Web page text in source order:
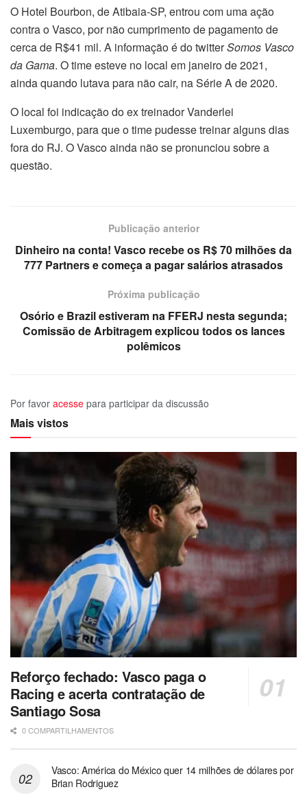
O Hotel Bourbon, de Atibaia-SP, entrou com uma ação
contra o Vasco, por não cumprimento de pagamento de
cerca de R$41 mil. A informação é do twitterSomos Vasco
da Gama. O time esteve no local em janeiro de 2021,
ainda quando lutava para não cair, na Série A de 2020.
O local foi indicação do ex treinador Vanderlei
Luxemburgo, para que o time pudesse treinar alguns dias
fora do RJ. O Vasco ainda não se pronunciou sobre a
questão.
Publicação anterior
Dinheiro na conta! Vasco recebe os R$ 70 milhões da
777 Partners e começa a pagar salários atrasados
Próxima publicação
Osório e Brazil estiveram na FFERJ nesta segunda;
Comissão de Arbitragem explicou todos os lances
polêmicos
Por favor acesse para participar da discussão
Mais vistos
Reforço fechado: Vasco paga o
Racing e acerta contratação de
Santiago Sosa
0 COMPARTILHAMENTOS
Vasco: América do México quer 14 milhões de dólares por
Brian Rodriguez